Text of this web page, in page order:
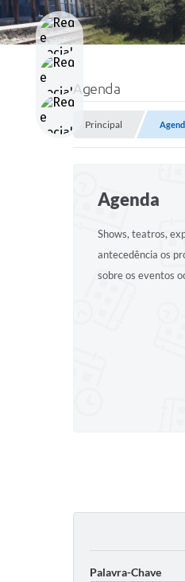
Agenda
Principal
Agenda
Shows, teatros,
antecedência os
sobre os eventos
Palavra-Chave